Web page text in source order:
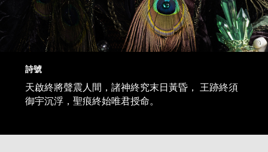
詩號
天啟終將聲震人間，諸神終究末日黃昏， 王跡終須
御宇沉浮，聖痕終始唯君授命。